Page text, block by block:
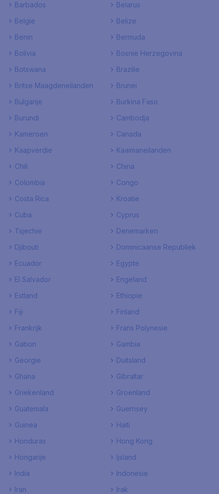
Barbados
Belarus
Belgie
Belize
Benin
Bermuda
Bolivia
Bosnie Herzegovina
Botswana
Brazilie
Britse Maagdeneilanden
Brunei
Bulgarije
Burkina Faso
Burundi
Cambodja
Kameroen
Canada
Kaapverdie
Kaaimaneilanden
Chili
China
Colombia
Congo
Costa Rica
Kroatie
Cuba
Cyprus
Tsjechie
Denemarken
Djibouti
Dominicaanse Republiek
Ecuador
Egypte
El Salvador
Engeland
Estland
Ethiopie
Fiji
Finland
Frankrijk
Frans Polynesie
Gabon
Gambia
Georgie
Duitsland
Ghana
Gibraltar
Griekenland
Groenland
Guatemala
Guernsey
Guinea
Haiti
Honduras
Hong Kong
Hongarije
Ijsland
India
Indonesie
Iran
Irak